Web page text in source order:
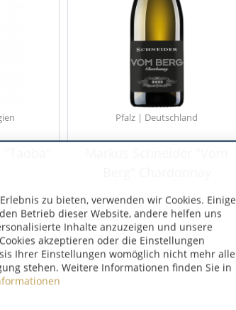
Pfalz | Deutschland
Art.-Nr.:3511
zu bieten, verwenden wir Cookies. Einige
Betrieb dieser Website, andere helfen uns
Inhalte anzuzeigen und unsere
akzeptieren oder die Einstellungen
Ihrer Einstellungen womöglich nicht mehr alle
stehen. Weitere Informationen finden Sie in